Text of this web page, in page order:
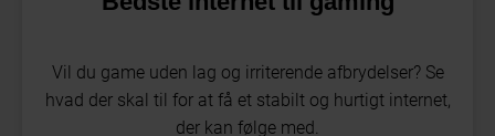
Vil du game uden lag og irriterende afbrydelser? Se
hvad der skal til for at få et stabilt og hurtigt internet,
der kan følge med.